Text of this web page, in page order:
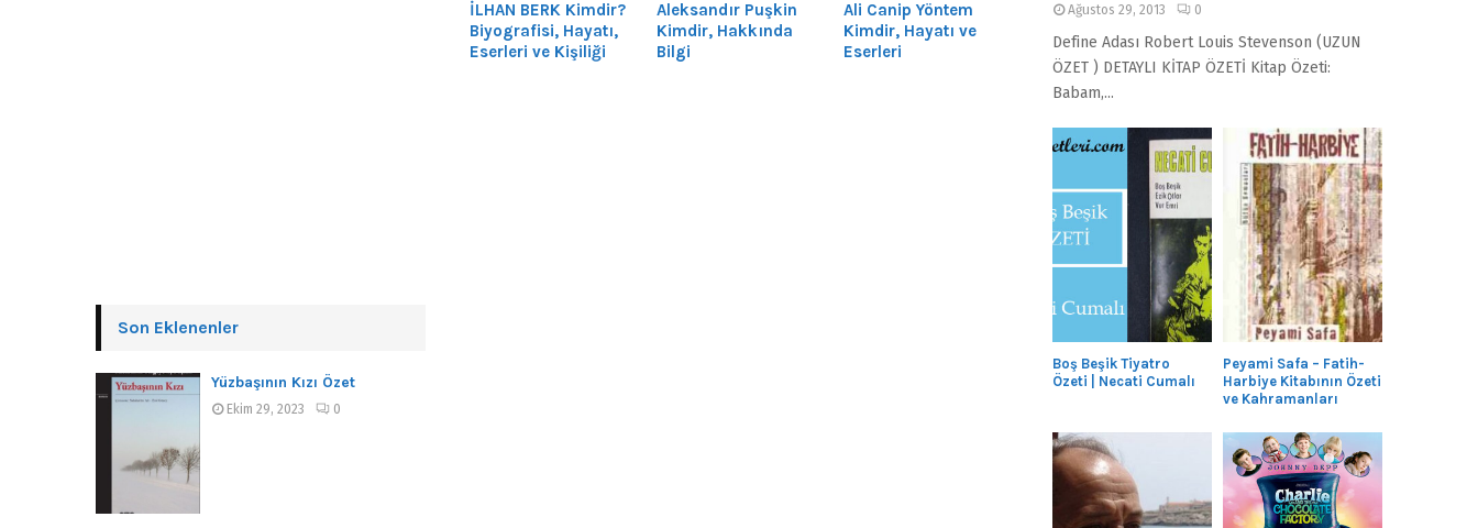
İLHAN BERK Kimdir?
Biyografisi, Hayatı,
Eserleri ve Kişiliği
Aleksandır Puşkin
Kimdir, Hakkında
Bilgi
Ali Canip Yöntem
Kimdir, Hayatı ve
Eserleri
Son Eklenenler
Yüzbaşının Kızı Özet
Ekim 29, 2023 0
Ağustos 29, 2013 0
Define Adası Robert Louis Stevenson (UZUN
ÖZET ) DETAYLI KİTAP ÖZETİ Kitap Özeti:
Babam,...
Boş Beşik Tiyatro
Özeti | Necati Cumalı
Peyami Safa – Fatih-
Harbiye Kitabının Özeti
ve Kahramanları